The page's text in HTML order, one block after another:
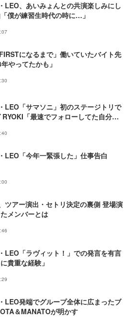
LEO、あいみょんとの共演楽しみにし
僕が練習生時代の時に…」
になるまで」働いていたバイト先
やってたかも」
LEO「サマソニ」初のステージトリで
「最速でフォローしてた自分
LEO「今年一緊張した」仕事告白
ツアー演出・セトリ決定の裏側 登場演
メンバーとは
LEO「ラヴィット！」での発言を有言
貴重な経験」
LEO発端でグループ全体に広まったブ
＆MANATOが明かす